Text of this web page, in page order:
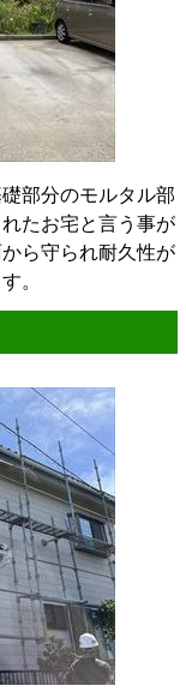
部分のモルタル部
たお宅と言う事が
ら守られ耐久性が
。